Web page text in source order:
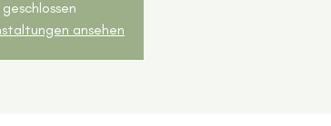
ansehen